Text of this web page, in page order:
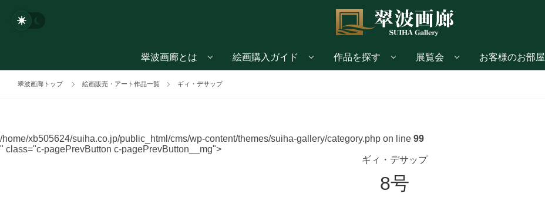
翠波画廊とは 絵画購入ガイド 作品を探す 展覧会 お客様のお部屋
翠波画廊トップ 絵画販売・アート作品一覧 ギィ・デサップ
/home/xb505624/suiha.co.jp/public_html/cms/wp-content/themes/suiha-gallery/category.php on line 99
" class="c-pagePrevButton c-pagePrevButton__mg">
ギィ・デサップ
8号